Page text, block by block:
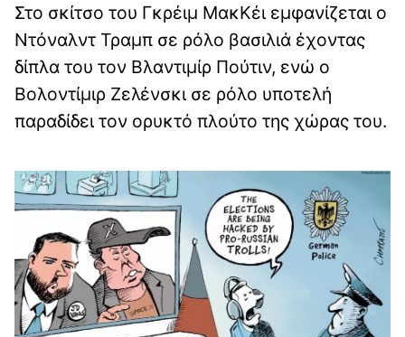
Στο σκίτσο του Γκρέιμ ΜακΚέι εμφανίζεται ο
Ντόναλντ Τραμπ σε ρόλο βασιλιά έχοντας
δίπλα του τον Βλαντιμίρ Πούτιν, ενώ ο
Βολοντίμιρ Ζελένσκι σε ρόλο υποτελή
παραδίδει τον ορυκτό πλούτο της χώρας του.